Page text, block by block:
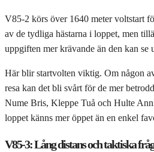
V85-2 körs över 1640 meter voltstart
av de tydliga hästarna i loppet, men
uppgiften mer krävande än den kan se
Här blir startvolten viktig. Om någon
resa kan det bli svårt för de mer
Nume Bris, Kleppe Tuå och Hulte
loppet känns mer öppet än en enkel
V85-3: Lång distans och taktiska